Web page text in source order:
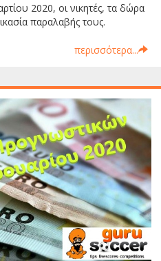
2020, οι νικητές, τα δώρα
παραλαβής τους.
περισσότερα...